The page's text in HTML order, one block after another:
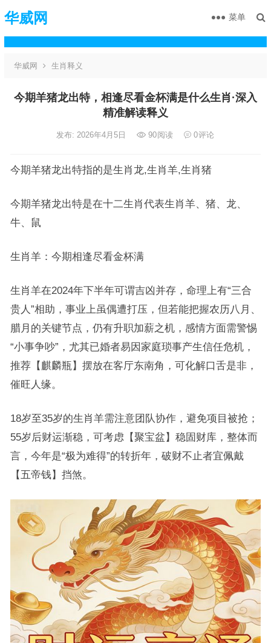
华威网 菜单
华威网 生肖释义
今期羊猪龙出特，相逢尽看金杯满是什么生肖·深入
精准解读释义
发布: 2026年4月5日 90阅读 0评论
今期羊猪龙出特指的是生肖龙,生肖羊,生肖猪
今期羊猪龙出特是在十二生肖代表生肖羊、猪、龙、
牛、鼠
生肖羊：今期相逢尽看金杯满
生肖羊在2024年下半年可谓吉凶并存，命理上有“三合
贵人”相助，事业上虽偶遭打压，但若能把握农历八月、
腊月的关键节点，仍有升职加薪之机，感情方面需警惕
“小事争吵”，尤其已婚者易因家庭琐事产生信任危机，
推荐【麒麟瓶】摆放在客厅东南角，可化解口舌是非，
催旺人缘。
18岁至35岁的生肖羊需注意团队协作，避免项目被抢；
55岁后财运渐稳，可考虑【聚宝盆】稳固财库，整体而
言，今年是“极为难得”的转折年，破财不止者宜佩戴
【五帝钱】挡煞。